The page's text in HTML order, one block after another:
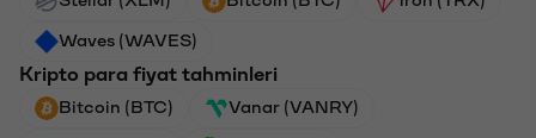
Waves (WAVES)
Kripto para fiyat tahminleri
Bitcoin (BTC) Vanar (VANRY)